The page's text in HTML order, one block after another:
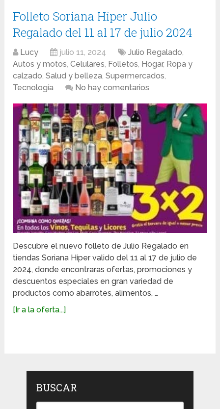
Folleto Soriana Híper Julio
Regalado del 11 al 17 de julio 2024
Lucy julio 11, 2024 Julio Regalado,
Autos y motos,Celulares, Folletos, Hogar, Ropa y
calzado,Salud y belleza,Supermercados,
Tecnología
No hay comentarios
Descubre el nuevo folleto de Julio Regalado en
tiendas Soriana Híper valido del 11 al 17 de julio de
2024, donde encontraras ofertas, promociones y
descuentos especiales en gran variedad de
productos como abarrotes, alimentos, …
[Ir a la oferta...]
BUSCAR